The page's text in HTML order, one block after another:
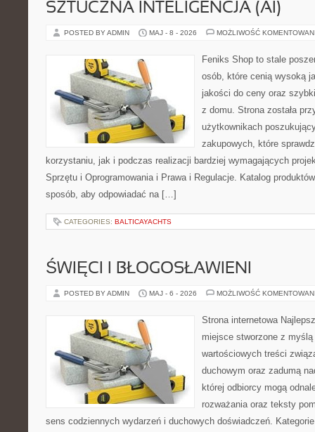
SZTUCZNA INTELIGENCJA (AI)
POSTED BY ADMIN MAJ - 8 - 2026 MOŻLIWOŚĆ
Feniks Shop to stale
osób, które cenią wysoką
jakości do ceny oraz
z domu. Strona została
użytkownikach
zakupowych, które
korzystaniu, jak i podczas realizacji bardziej wymagających
Sprzętu i Oprogramowania i Prawa i Regulacje. Katalog
sposób, aby odpowiadać na […]
CATEGORIES: BALTICAYACHTS
ŚWIĘCI I BŁOGOSŁAWIENI
POSTED BY ADMIN MAJ - 6 - 2026 MOŻLIWOŚĆ
Strona internetowa
miejsce stworzone z
wartościowych treści
duchowym oraz zadumą
której odbiorcy mogą
rozważania oraz teksty
sens codziennych wydarzeń i duchowych doświadczeń.